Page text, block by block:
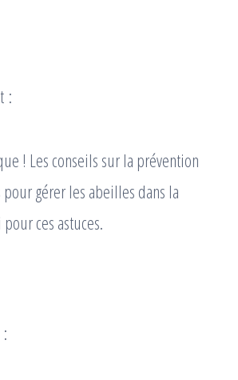
:
! Les conseils sur la prévention
gérer les abeilles dans la
ces astuces.